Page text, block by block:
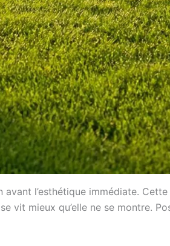
l’esthétique immédiate.
vit mieux qu’elle ne se montre.